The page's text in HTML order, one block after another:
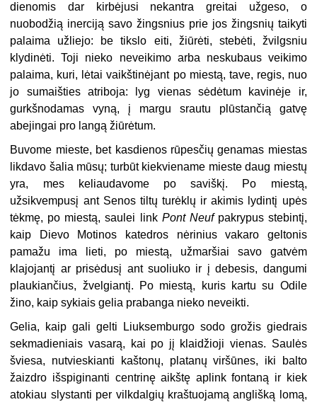
dienomis dar kirbėjusi nekantra greitai užgeso, o
nuobodžią inerciją savo žingsnius prie jos žingsnių taikyti
palaima užliejo: be tikslo eiti, žiūrėti, stebėti, žvilgsniu
klydinėti. Toji nieko neveikimo arba neskubaus veikimo
palaima, kuri, lėtai vaikštinėjant po miestą, tave, regis, nuo
jo sumaišties atriboja: lyg vienas sėdėtum kavinėje ir,
gurkšnodamas vyną, į margu srautu plūstančią gatvę
abejingai pro langą žiūrėtum.
Buvome mieste, bet kasdienos rūpesčių genamas miestas
likdavo šalia mūsų; turbūt kiekviename mieste daug miestų
yra, mes keliaudavome po saviškį. Po miestą,
užsikvempusį ant Senos tiltų turėklų ir akimis lydintį upės
tėkmę, po miestą, saulei link Pont Neufpakrypus stebintį,
kaip Dievo Motinos katedros nėrinius vakaro geltonis
pamažu ima lieti, po miestą, užmaršiai savo gatvėm
klajojantį ar prisėdusį ant suoliuko ir į debesis, dangumi
plaukiančius, žvelgiantį. Po miestą, kuris kartu su Odile
žino, kaip sykiais gelia prabanga nieko neveikti.
Gelia, kaip gali gelti Liuksemburgo sodo grožis giedrais
sekmadieniais vasarą, kai po jį klaidžioji vienas. Saulės
šviesa, nutvieskianti kaštonų, platanų viršūnes, iki balto
žaizdro išspiginanti centrinę aikštę aplink fontaną ir kiek
atokiau slystanti per vilkdalgių kraštuojamą anglišką lomą,